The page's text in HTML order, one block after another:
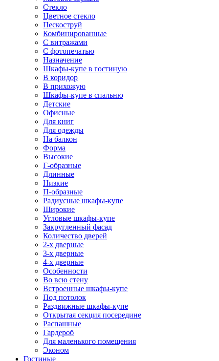
Стекло
Цветное стекло
Пескоструй
Комбинированные
С витражами
С фотопечатью
Назначение
Шкафы-купе в гостиную
В коридор
В прихожую
Шкафы-купе в спальню
Детские
Офисные
Для книг
Для одежды
На балкон
Форма
Высокие
Г-образные
Длинные
Низкие
П-образные
Радиусные шкафы-купе
Широкие
Угловые шкафы-купе
Закругленный фасад
Количество дверей
2-х дверные
3-х дверные
4-х дверные
Особенности
Во всю стену
Встроенные шкафы-купе
Под потолок
Раздвижные шкафы-купе
Открытая секция посередине
Распашные
Гардероб
Для маленького помещения
Эконом
Гостиные